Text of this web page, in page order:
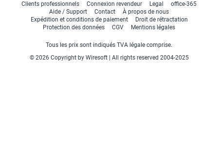
Clients professionnels Connexion revendeur Legal
office-365
Aide / Support
Contact
À propos de nous
Expédition et conditions de paiement
Droit de rétractation
Protection des données
CGV Mentions légales
Tous les prix sont indiqués TVA légale comprise.
© 2026 Copyright by Wiresoft | All rights reserved 2004-2025